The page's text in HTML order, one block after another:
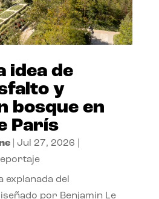
idea de
y
bosque en
París
| Jul 27, 2026
explanada del
por Benjamin Le